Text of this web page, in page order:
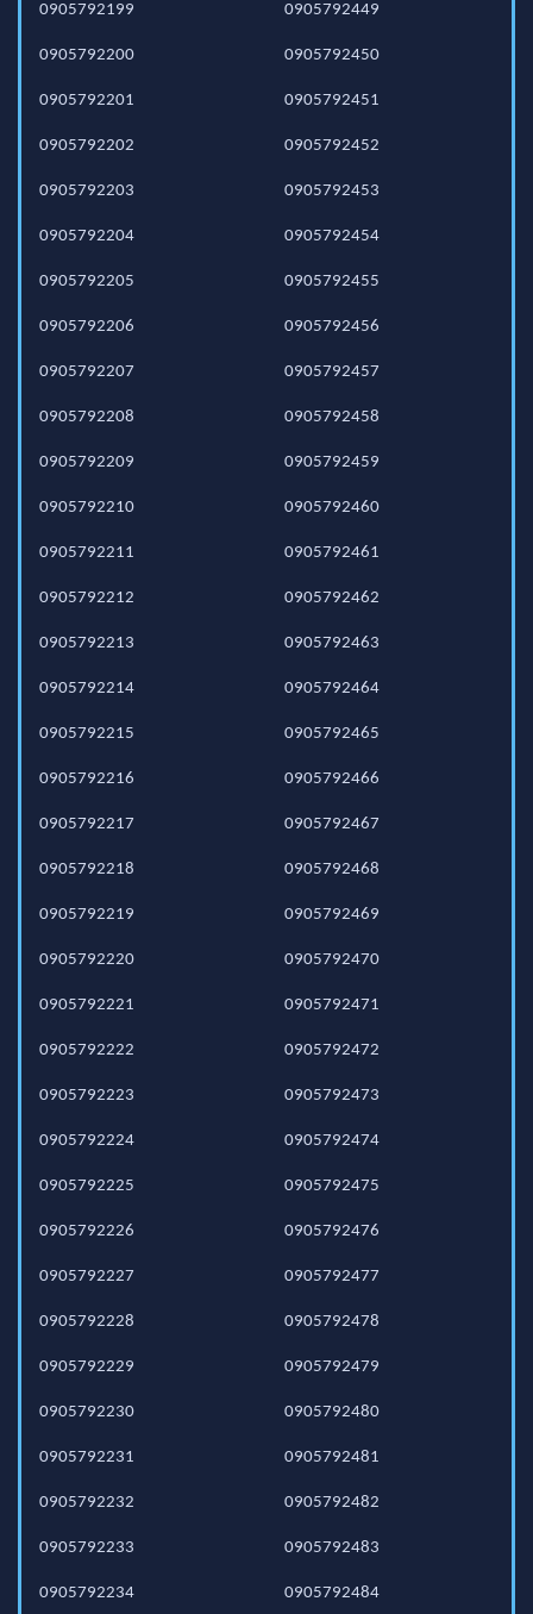
0905792199
0905792200
0905792201
0905792202
0905792203
0905792204
0905792205
0905792206
0905792207
0905792208
0905792209
0905792210
0905792211
0905792212
0905792213
0905792214
0905792215
0905792216
0905792217
0905792218
0905792219
0905792220
0905792221
0905792222
0905792223
0905792224
0905792225
0905792226
0905792227
0905792228
0905792229
0905792230
0905792231
0905792232
0905792233
0905792234
0905792449
0905792450
0905792451
0905792452
0905792453
0905792454
0905792455
0905792456
0905792457
0905792458
0905792459
0905792460
0905792461
0905792462
0905792463
0905792464
0905792465
0905792466
0905792467
0905792468
0905792469
0905792470
0905792471
0905792472
0905792473
0905792474
0905792475
0905792476
0905792477
0905792478
0905792479
0905792480
0905792481
0905792482
0905792483
0905792484